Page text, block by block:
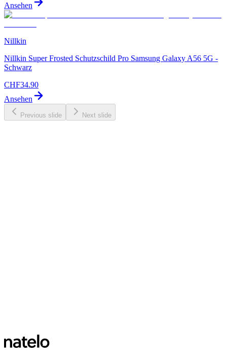
Ansehen
Nillkin
Nillkin Super Frosted Schutzschild Pro Samsung Galaxy A56 5G -
Schwarz
CHF34.90
Ansehen
Previous slide Next slide